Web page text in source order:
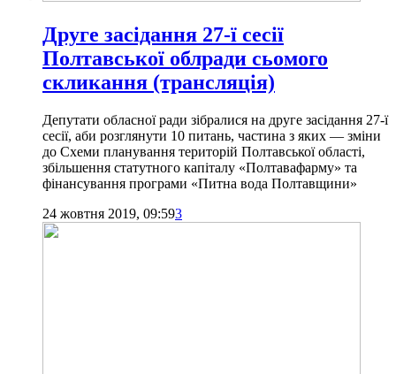
Друге засідання 27-ї сесії
Полтавської облради сьомого
скликання (трансляція)
Депутати обласної ради зібралися на друге засідання 27-ї
сесії, аби розглянути 10 питань, частина з яких — зміни
до Схеми планування територій Полтавської області,
збільшення статутного капіталу «Полтавафарму» та
фінансування програми «Питна вода Полтавщини»
24 жовтня 2019, 09:593